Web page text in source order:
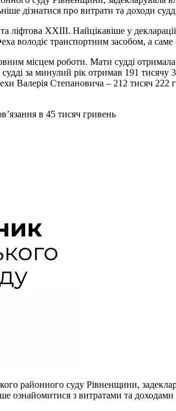
дізнатися про витрати та доходи
ХХІІІ. Найцікавіше у
володіє транспортним засобом, а
місцем роботи. Мати судді отримала
за минулий рік отримав 191 тисячу
Валерія Степановича – 212 тисяч 222
в 45 тисяч гривень
районного суду Рівненщини,
з витратами та доходами